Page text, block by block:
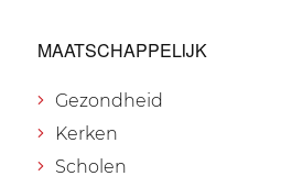
MAATSCHAPPELIJK
Gezondheid
Kerken
Scholen